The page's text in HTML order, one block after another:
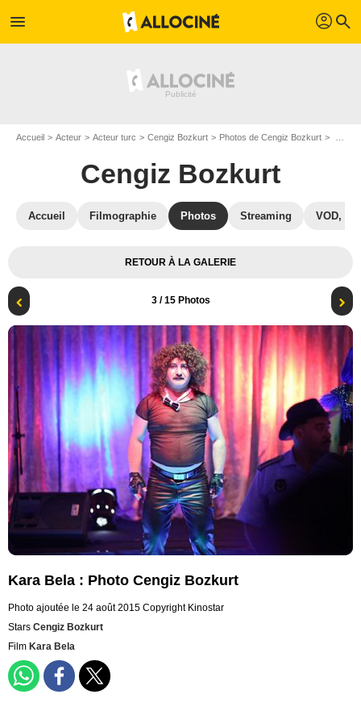
menu profil search
Accueil Acteur Acteur turc Cengiz Bozkurt Photos de Cengiz Bozkurt
Cengiz Bozkurt
Accueil Filmographie Photos Streaming VOD,
RETOUR À LA GALERIE
3/ 15 Photos
Kara Bela : Photo Cengiz Bozkurt
Photo ajoutée le 24 août 2015 Copyright Kinostar
Stars Cengiz Bozkurt
Film Kara Bela